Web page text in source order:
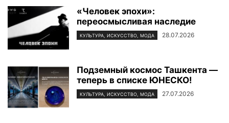
«Человек эпохи»:
переосмысливая наследие
КУЛЬТУРА, ИСКУССТВО, МОДА 28.07.2026
Подземный космос Ташкента —
теперь в списке ЮНЕСКО!
КУЛЬТУРА, ИСКУССТВО, МОДА 27.07.2026